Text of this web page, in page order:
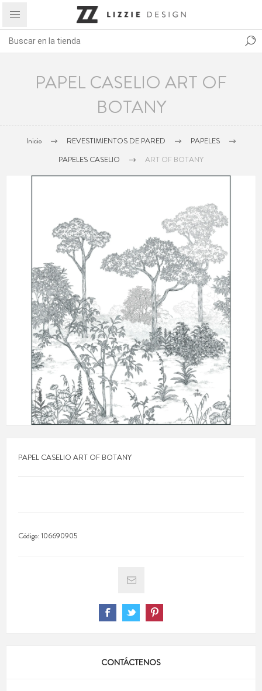
PAPEL CASELIO ART OF
BOTANY
Inicio REVESTIMIENTOS DE PARED
PAPELES
PAPELES CASELIO
ART OF BOTANY
PAPEL CASELIO ART OF BOTANY
Código:106690905
CONTÁCTENOS